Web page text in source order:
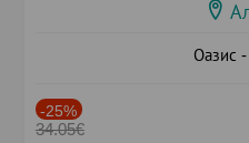
Оазис
-25%
34.05€